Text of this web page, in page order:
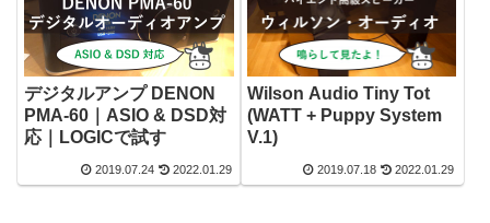
デジタルアンプ DENON
PMA-60｜ASIO & DSD対
応｜LOGICで試す
2019.07.24 2022.01.29
Wilson Audio Tiny Tot
(WATT + Puppy System
V.1)
2019.07.18 2022.01.29